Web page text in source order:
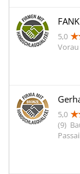
5,0
Vorau
5,0
(9)